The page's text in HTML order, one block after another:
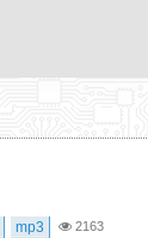
mp3 2163